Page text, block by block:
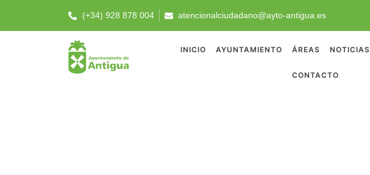
(+34) 928 878 004 atencionalciudadano@ayto-antigua.es
INICIO AYUNTAMIENTO ÁREAS NOTICIAS
CONTACTO